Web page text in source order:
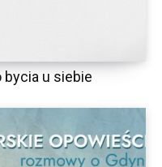
bycia u siebie